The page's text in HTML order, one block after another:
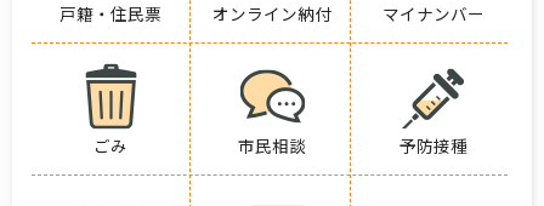
戸籍・住民票 オンライン納付 マイナンバー
ごみ 市民相談 予防接種